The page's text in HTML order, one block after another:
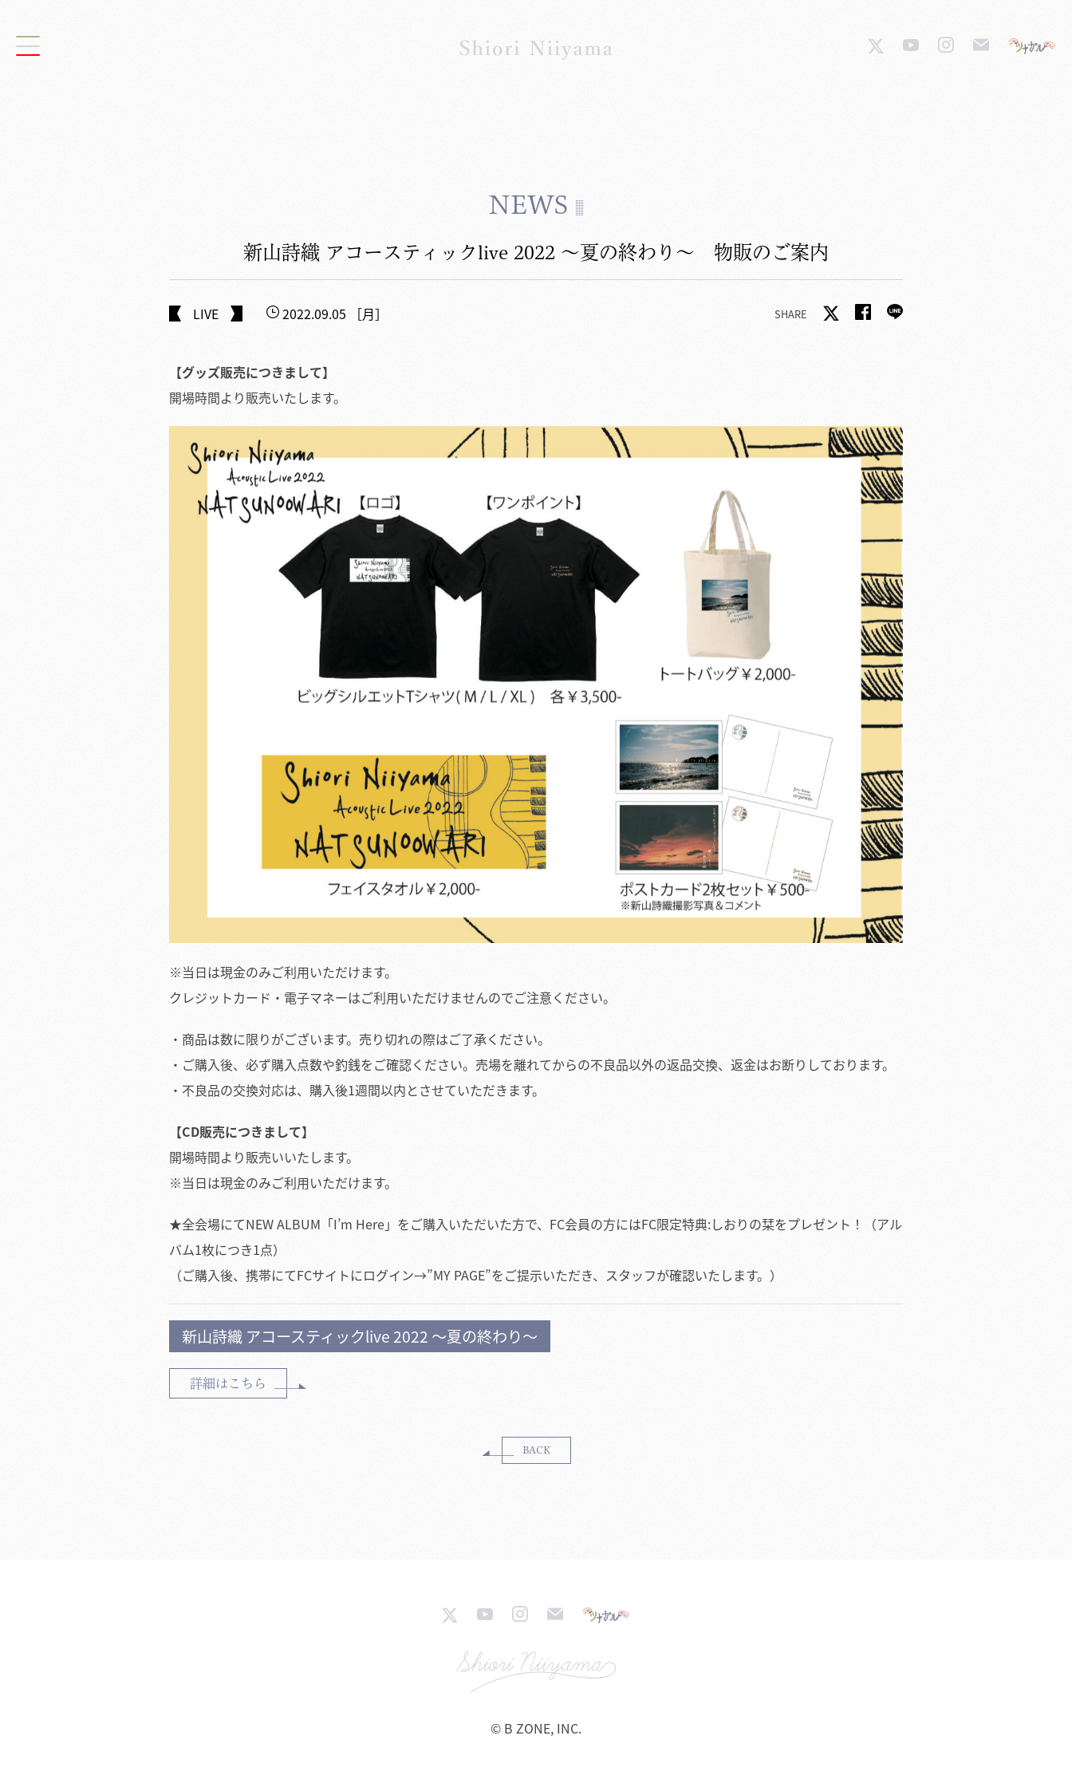
NEWS
新山詩織 アコースティックlive 2022 〜夏の終わり〜 物販のご案内
LIVE 2022.09.05 ［月］ SHARE
【グッズ販売につきまして】
開場時間より販売いたします。
※当日は現金のみご利用いただけます。
クレジットカード・電子マネーはご利用いただけませんのでご注意ください。
・商品は数に限りがございます。売り切れの際はご了承ください。
・ご購入後、必ず購入点数や釣銭をご確認ください。売場を離れてからの不良品以外の返品交換、返金はお断りしております。
・不良品の交換対応は、購入後1週間以内とさせていただきます。
【CD販売につきまして】
開場時間より販売いいたします。
※当日は現金のみご利用いただけます。
★全会場にてNEW ALBUM「I’m Here」をご購入いただいた方で、FC会員の方にはFC限定特典:しおりの栞をプレゼント！（アル
バム1枚につき1点）
（ご購入後、携帯にてFCサイトにログイン→”MY PAGE”をご提示いただき、スタッフが確認いたします。）
新山詩織 アコースティックlive 2022 ～夏の終わり～
詳細はこちら
BACK
© B ZONE, INC.